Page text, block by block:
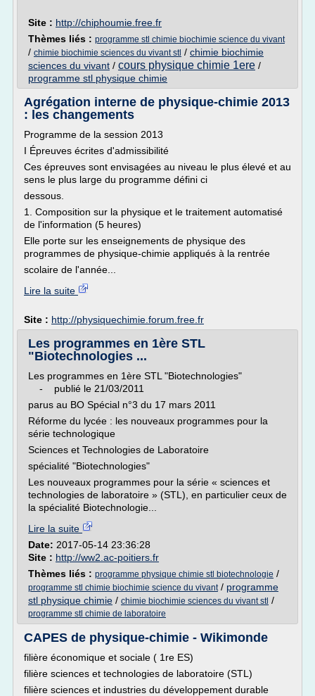
Site : http://chiphoumie.free.fr
Thèmes liés : programme stl chimie biochimie science du vivant
/ chimie biochimie sciences du vivant stl / chimie biochimie
sciences du vivant / cours physique chimie 1ere /
programme stl physique chimie
Agrégation interne de physique-chimie 2013
: les changements
Programme de la session 2013
I Épreuves écrites d'admissibilité
Ces épreuves sont envisagées au niveau le plus élevé et au
sens le plus large du programme défini ci­
dessous.
1. Composition sur la physique et le traitement automatisé
de l'information (5 heures)
Elle porte sur les enseignements de physique des
programmes de physique-chimie appliqués à la rentrée
scolaire de l'année...
Lire la suite
Site : http://physiquechimie.forum.free.fr
Les programmes en 1ère STL
"Biotechnologies ...
Les programmes en 1ère STL "Biotechnologies"
- publié le 21/03/2011
parus au BO Spécial n°3 du 17 mars 2011
Réforme du lycée : les nouveaux programmes pour la
série technologique
Sciences et Technologies de Laboratoire
spécialité "Biotechnologies"
Les nouveaux programmes pour la série « sciences et
technologies de laboratoire » (STL), en particulier ceux de
la spécialité Biotechnologie...
Lire la suite
Date: 2017-05-14 23:36:28
Site : http://ww2.ac-poitiers.fr
Thèmes liés : programme physique chimie stl biotechnologie /
programme stl chimie biochimie science du vivant/ programme
stl physique chimie / chimie biochimie sciences du vivant stl /
programme stl chimie de laboratoire
CAPES de physique-chimie - Wikimonde
filière économique et sociale ( 1re ES)
filière sciences et technologies de laboratoire (STL)
filière sciences et industries du développement durable